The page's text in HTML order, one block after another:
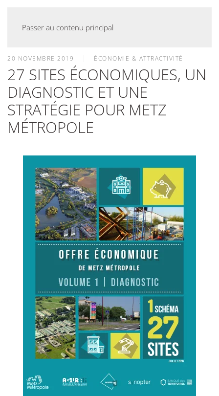
Passer au contenu principal
20 NOVEMBRE 2019 ÉCONOMIE & ATTRACTIVITÉ
27 SITES ÉCONOMIQUES, UN
DIAGNOSTIC ET UNE
STRATÉGIE POUR METZ
MÉTROPOLE